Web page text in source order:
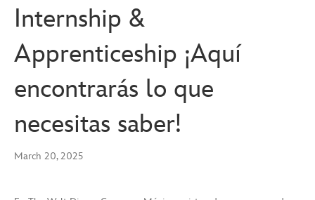
Internship &
Apprenticeship ¡Aquí
encontrarás lo que
necesitas saber!
March 20, 2025